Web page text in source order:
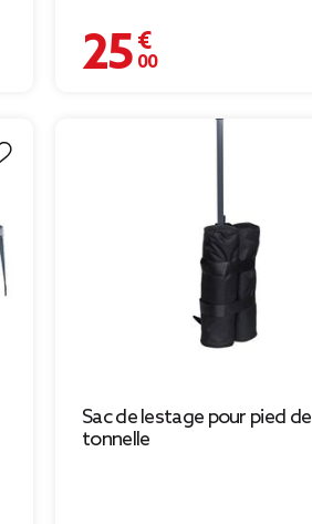
25,00 €
Sac de lestage pour pied de
tonnelle